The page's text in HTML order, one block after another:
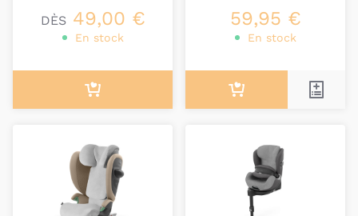
DÈS 49,00 €
En stock
59,95 €
En stock